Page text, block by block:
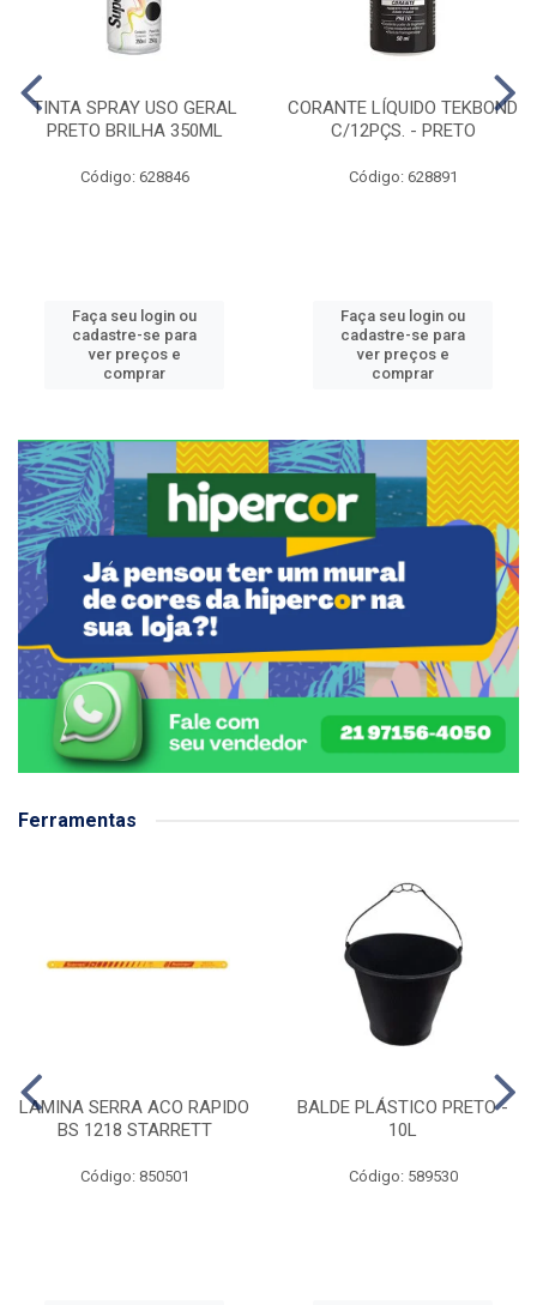
TINTA SPRAY USO GERAL
PRETO BRILHA 350ML
Código: 628846
Faça seu login ou
cadastre-se para
ver preços e
comprar
CORANTE LÍQUIDO TEKBOND
C/12PÇS. - PRETO
Código: 628891
Faça seu login ou
cadastre-se para
ver preços e
comprar
Ferramentas
LAMINA SERRA ACO RAPIDO
BS 1218 STARRETT
Código: 850501
BALDE PLÁSTICO PRETO -
10L
Código: 589530